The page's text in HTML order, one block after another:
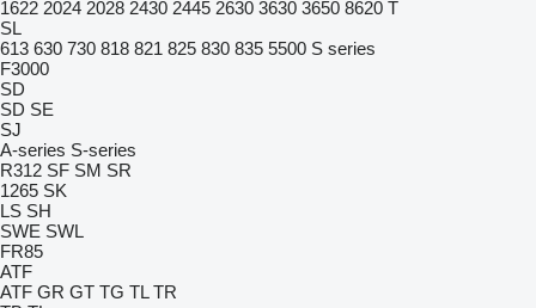
1622 2024 2028 2430 2445 2630 3630 3650 8620 T
SL
613 630 730 818 821 825 830 835 5500 S series
F3000
SD
SD SE
SJ
A-series S-series
R312 SF SM SR
1265 SK
LS SH
SWE SWL
FR85
ATF
ATF GR GT TG TL TR